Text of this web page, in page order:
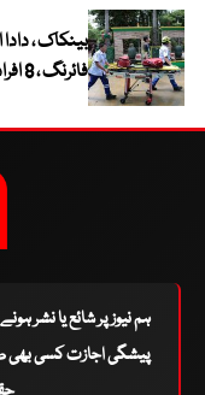
بینکاک ،
فائرنگ ، 8 افراد ہلاک ، 14 زخمی
ہم نیوز پر شائع یا نشر
پیشگی اجازت کسی بھی